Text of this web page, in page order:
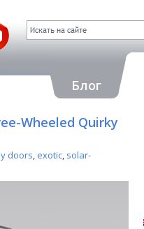
Блог
Wheeled Quirky
doors, exotic, solar-